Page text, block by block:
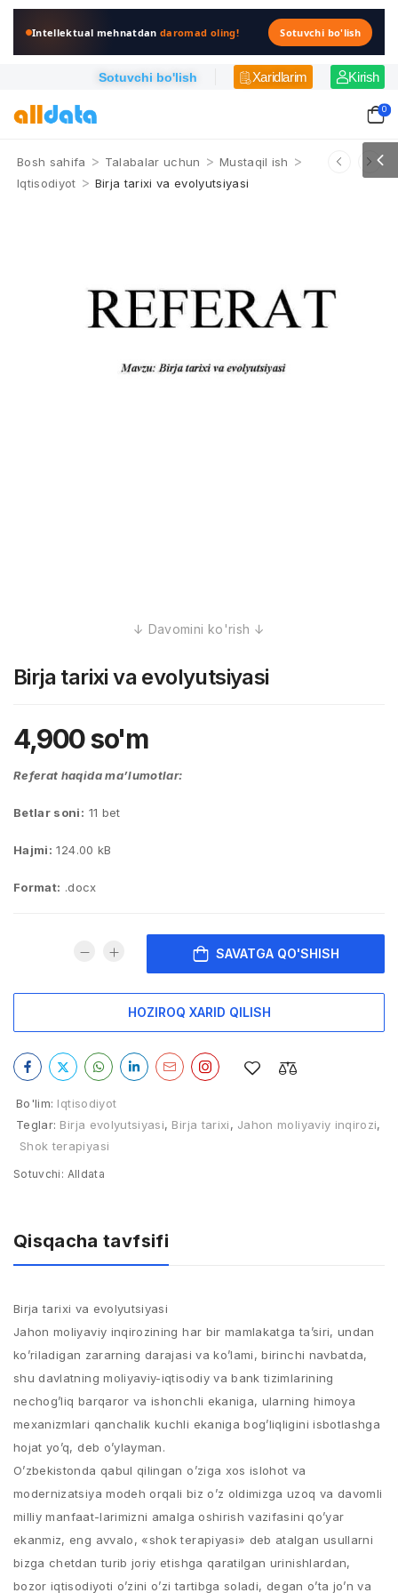
Intellektual mehnatdandaromad oling! Sotuvchi bo'lish
Sotuvchi bo'lish Xaridlarim Kirish
0
Bosh sahifa > Talabalar uchun > Mustaqil ish >
Iqtisodiyot > Birja tarixi va evolyutsiyasi
Birja tarixi va evolyutsiyasi
4,900so'm
Referat haqida ma’lumotlar:
Betlar soni: 11 bet
Hajmi: 124.00 kB
Format: .docx
SAVATGA QO'SHISH
HOZIROQ XARID QILISH
Bo'lim: Iqtisodiyot
Teglar: Birja evolyutsiyasi, Birja tarixi, Jahon moliyaviy inqirozi,
Shok terapiyasi
Sotuvchi: Alldata
Qisqacha tavfsifi
Birja tarixi va evolyutsiyasi
Jahon moliyaviy inqirozining har bir mamlakatga ta’siri, undan
ko’riladigan zararning darajasi va ko’lami, birinchi navbatda,
shu davlatning moliyaviy-iqtisodiy va bank tizimlarining
nechog’liq barqaror va ishonchli ekaniga, ularning himoya
mexanizmlari qanchalik kuchli ekaniga bog’liqligini isbotlashga
hojat yo’q, deb o’ylayman.
O’zbekistonda qabul qilingan o’ziga xos islohot va
modernizatsiya modeh orqali biz o’z oldimizga uzoq va davomli
milliy manfaat-larimizni amalga oshirish vazifasini qo’yar
ekanmiz, eng avvalo, «shok terapiyasi» deb atalgan usullarni
bizga chetdan turib joriy etishga qaratilgan urinishlardan,
bozor iqtisodiyoti o’zini o’zi tartibga soladi, degan o’ta jo’n va